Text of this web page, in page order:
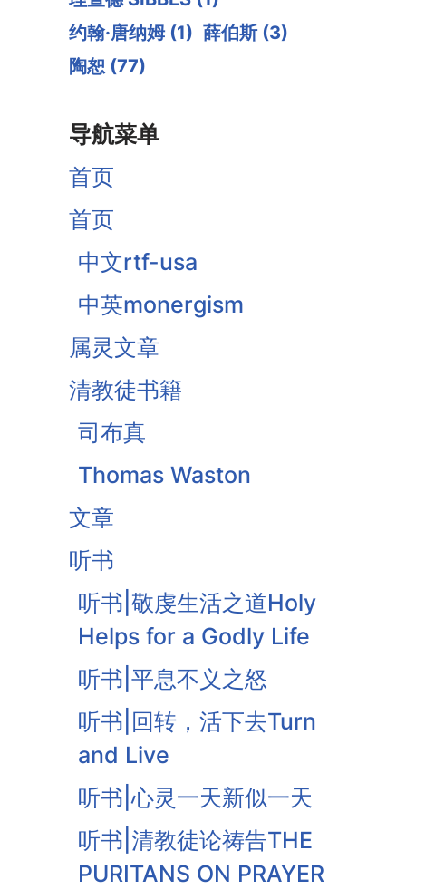
约翰·唐纳姆 (1) 薛伯斯 (3)
陶恕 (77)
导航菜单
首页
首页
中文rtf-usa
中英monergism
属灵文章
清教徒书籍
司布真
Thomas Waston
文章
听书
听书|敬虔生活之道Holy
Helps for a Godly Life
听书|平息不义之怒
听书|回转，活下去Turn
and Live
听书|心灵一天新似一天
听书|清教徒论祷告THE
PURITANS ON PRAYER